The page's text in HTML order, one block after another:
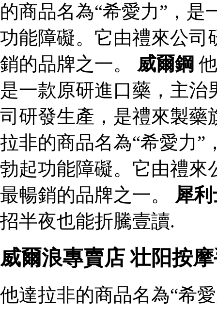
的商品名為“希愛力”，
功能障礙。它由禮來公司
銷的品牌之一。 威爾鋼
是一款原研進口藥，主
司研發生產，是禮來製藥
拉非的商品名為“希愛力”
勃起功能障礙。它由禮來
最暢銷的品牌之一。 犀
招半夜也能折騰壹讀.
威爾浪專賣店 壮阳按
他達拉非的商品名為“希